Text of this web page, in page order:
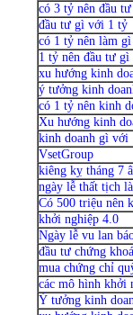
có 3 tỷ nên đầu
đầu tư gì với 1 tỷ
có 1 tỷ nên làm gì
1 tỷ nên đầu tư gì
xu hướng kinh
ý tưởng kinh
có 1 tỷ nên kinh
Xu hướng kinh
kinh doanh gì với
VsetGroup
kiêng kỵ tháng 7
ngày lễ thất tịch
Có 500 triệu nên
khởi nghiệp 4.0
Ngày lễ vu lan
đầu tư chứng
mua chứng chỉ
các mô hình khởi
Ý tưởng kinh